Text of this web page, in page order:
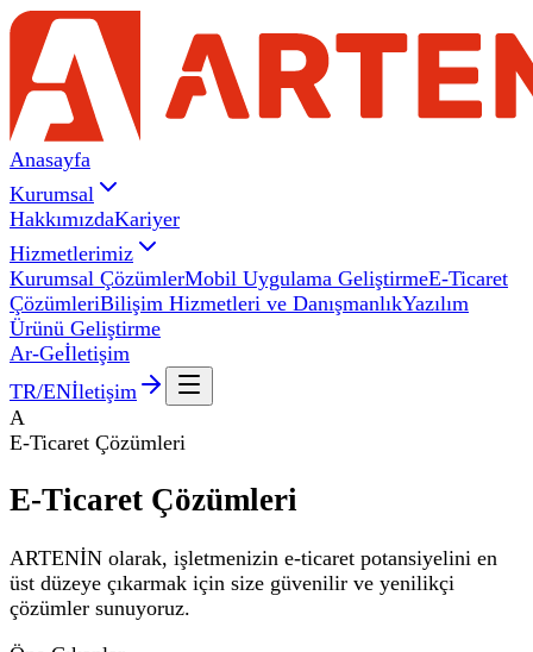
Anasayfa
Kurumsal
HakkımızdaKariyer
Hizmetlerimiz
Kurumsal ÇözümlerMobil Uygulama GeliştirmeE-Ticaret
ÇözümleriBilişim Hizmetleri ve DanışmanlıkYazılım
Ürünü Geliştirme
Ar-Geİletişim
TR/ENİletişim
A
E-Ticaret Çözümleri
E-Ticaret Çözümleri
ARTENİN olarak, işletmenizin e-ticaret potansiyelini en
üst düzeye çıkarmak için size güvenilir ve yenilikçi
çözümler sunuyoruz.